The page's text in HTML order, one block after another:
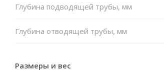
Глубина подводящей трубы, мм
Глубина отводящей трубы, мм
Размеры и вес